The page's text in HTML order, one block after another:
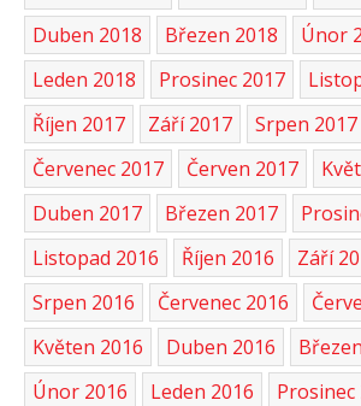
Duben 2018
Březen 2018
Únor
Leden 2018
Prosinec 2017
Říjen 2017
Září 2017
Srpen 2017
Červenec 2017
Červen 2017
Duben 2017
Březen 2017
Listopad 2016
Říjen 2016
Září
Srpen 2016
Červenec 2016
Květen 2016
Duben 2016
Únor 2016
Leden 2016
Prosinec